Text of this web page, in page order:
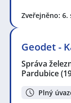
Zveřejněno: 6.
Geodet -
Správa
Pardubice
Plný